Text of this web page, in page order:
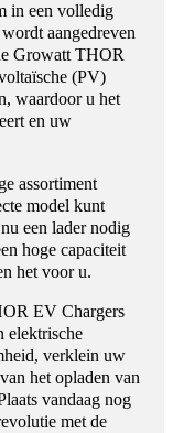
in een volledig
aangedreven
Growatt THOR
(PV)
waardoor u het
en uw
assortiment
model kunt
een lader nodig
hoge capaciteit
het voor u.
EV Chargers
elektrische
verklein uw
het opladen van
vandaag nog
met de